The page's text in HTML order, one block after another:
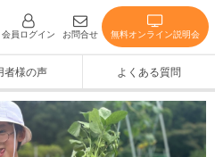
会員ログイン お問合せ 無料オンライン説明会
者様の声 よくある質問